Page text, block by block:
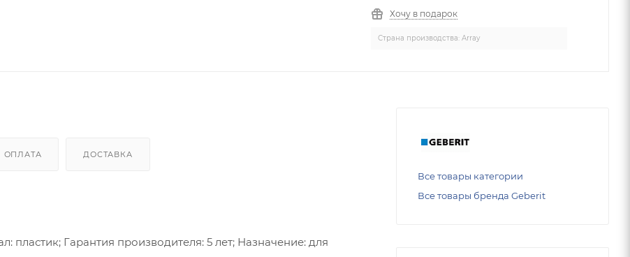
Хочу в подарок
Страна производства: Array
ОПЛАТА ДОСТАВКА
пластик; Гарантия производителя: 5 лет; Назначение: для
Все товары категории
Все товары бренда Geberit